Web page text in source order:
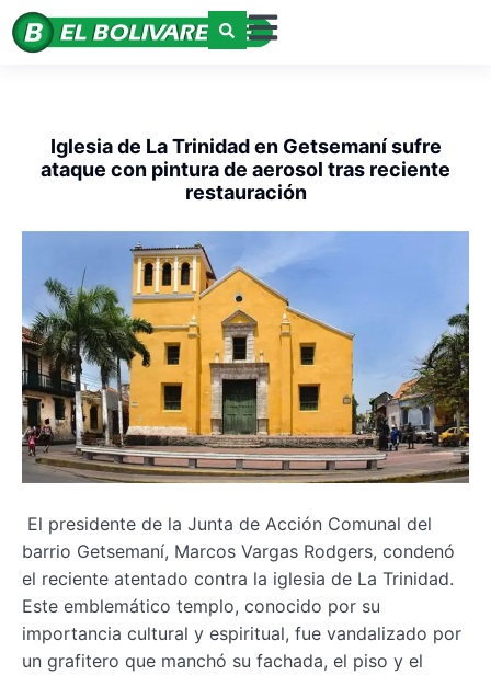
Iglesia de La Trinidad en Getsemaní sufre
ataque con pintura de aerosol tras reciente
restauración
El presidente de la Junta de Acción Comunal del
barrio Getsemaní, Marcos Vargas Rodgers, condenó
el reciente atentado contra la iglesia de La Trinidad.
Este emblemático templo, conocido por su
importancia cultural y espiritual, fue vandalizado por
un grafitero que manchó su fachada, el piso y el